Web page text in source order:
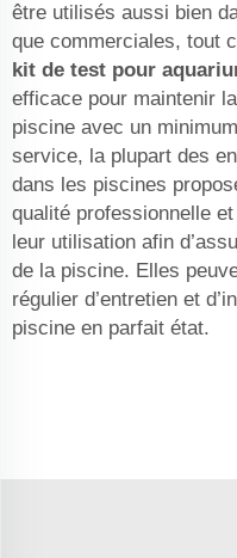
être utilisés aussi bien
que commerciales, tout
kit de test pour
efficace pour maintenir
piscine avec un
service, la plupart des
dans les piscines
qualité professionnelle
leur utilisation afin
de la piscine. Elles
régulier d’entretien et
piscine en parfait état.